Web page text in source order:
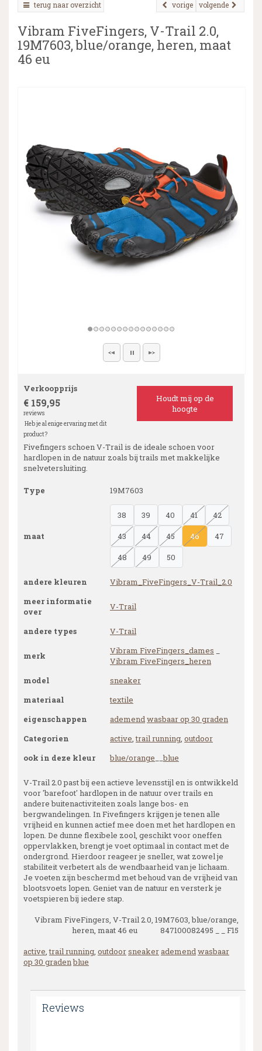
▼
terug naar overzicht volgende
vorige
Vibram FiveFingers, V-Trail 2.0,
19M7603, blue/orange, heren, maat
46 eu
Verkoopprijs
€ 159,95
reviews
Heb je al enige ervaring met dit
product?
Houdt mij op de
hoogte
Fivefingers schoen V-Trail is de ideale schoen voor
hardlopen in de natuur zoals bij trails met makkelijke
snelvetersluiting.
Type 19M7603
maat
38 39 40 41
42
43
44 45 46
47
48
49 50
andere kleuren
Vibram_FiveFingers_V-Trail_2.0
meer informatie
over
V-Trail
andere types V-Trail
merk Vibram FiveFingers_dames
Vibram FiveFingers_heren
model
sneaker
materiaal
textile
eigenschappen
ademendwasbaar op 30 graden
Categorien
active,trail running, outdoor
ook in deze kleur
blue/orange __blue
V-Trail 2.0 past bij een actieve levensstijl en is ontwikkeld
voor 'barefoot' hardlopen in de natuur over trails en
andere buitenactiviteiten zoals lange bos- en
bergwandelingen. In Fivefingers krijgen je tenen alle
vrijheid en kunnen actief mee doen met het hardlopen en
lopen. De dunne flexibele zool, geschikt voor oneffen
oppervlakken, brengt je voet optimaal in contact met de
ondergrond. Hierdoor reageer je sneller, wat zowel je
stabiliteit verbetert als de wendbaarheid van je lichaam.
Je voeten zijn beschermd met behoud van de vrijheid van
blootsvoets lopen. Geniet van de natuur en versterk je
voetspieren bij iedere stap.
Vibram FiveFingers, V-Trail 2.0, 19M7603, blue/orange,
heren, maat 46 eu 847100082495 _ _ F15
active,trail running, outdoorsneakerademendwasbaar
op 30 gradenblue
Reviews